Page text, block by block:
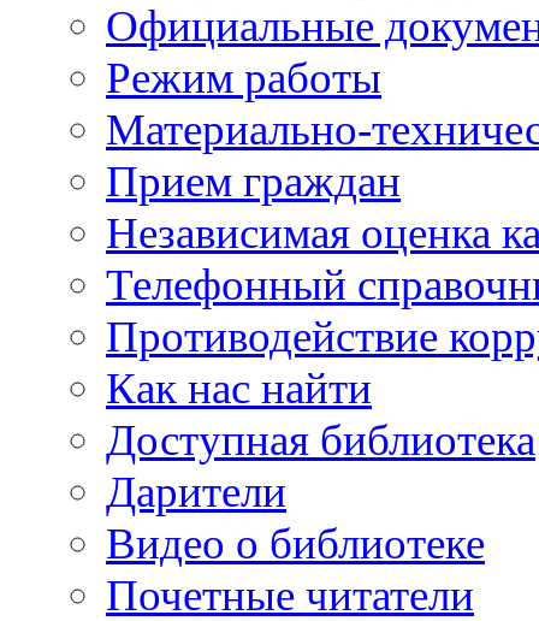
Официальные
Режим работы
Материально-
Прием граждан
Независимая оценка
Телефонный
Противодействие
Как нас найти
Доступная библиотека
Дарители
Видео о библиотеке
Почетные читатели